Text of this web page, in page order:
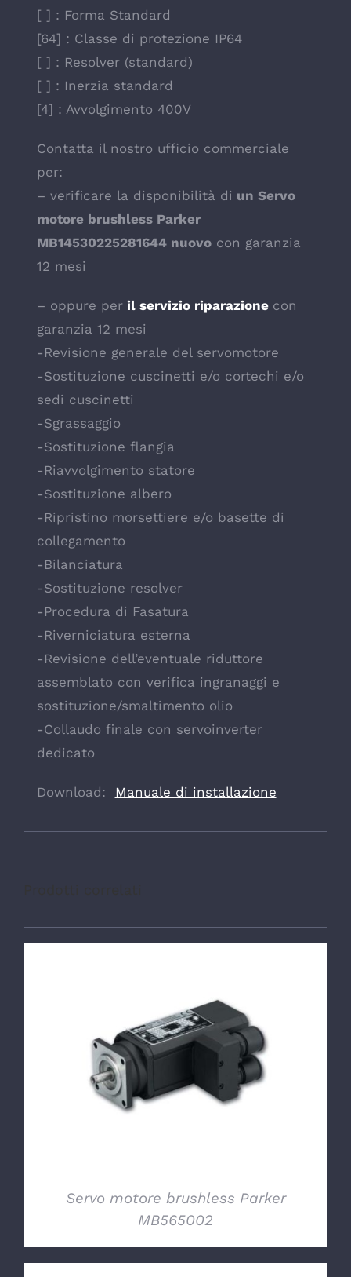
[ ] : Forma Standard
[64] : Classe di protezione IP64
[ ] : Resolver (standard)
[ ] : Inerzia standard
[4] : Avvolgimento 400V
Contatta il nostro ufficio commerciale
per:
– verificare la disponibilità di un Servo
motore brushless Parker
MB14530225281644 nuovocon garanzia
12 mesi
– oppure peril servizio riparazione con
garanzia 12 mesi
-Revisione generale del servomotore
-Sostituzione cuscinetti e/o cortechi e/o
sedi cuscinetti
-Sgrassaggio
-Sostituzione flangia
-Riavvolgimento statore
-Sostituzione albero
-Ripristino morsettiere e/o basette di
collegamento
-Bilanciatura
-Sostituzione resolver
-Procedura di Fasatura
-Riverniciatura esterna
-Revisione dell’eventuale riduttore
assemblato con verifica ingranaggi e
sostituzione/smaltimento olio
-Collaudo finale con servoinverter
dedicato
Download: Manuale di installazione
DETTAGLI
Servo motore brushless Parker
MB565002